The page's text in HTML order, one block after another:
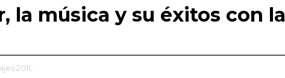
la música y su éxitos con la
2011,